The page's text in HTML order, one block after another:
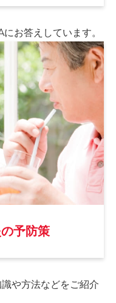
お答えしています。
予防策
や方法などをご紹介